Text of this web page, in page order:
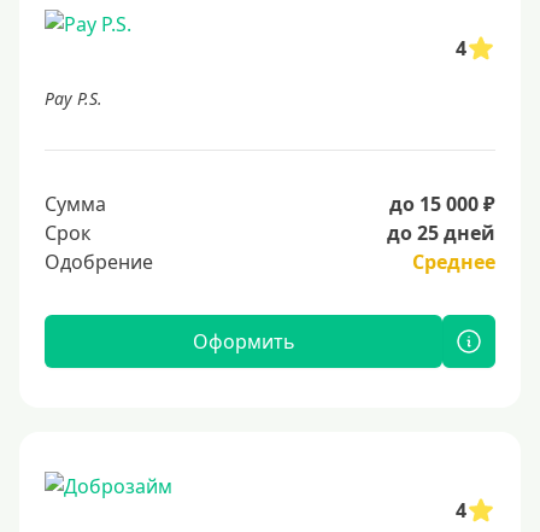
4
Pay P.S.
Сумма
до 15 000 ₽
Срок
до 25 дней
Одобрение
Среднее
Оформить
4